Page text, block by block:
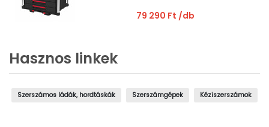
79 290 Ft /db
Hasznos linkek
Szerszámos ládák, hordtáskák Szerszámgépek Kéziszerszámok